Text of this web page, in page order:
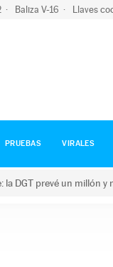
Baliza V-16 Llaves
PRUEBAS VIRALES
la DGT prevé un millón